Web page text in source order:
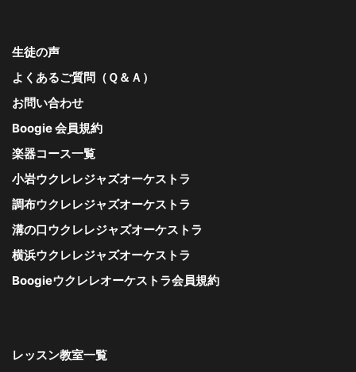
生徒の声
よくあるご質問（Ｑ＆Ａ）
お問い合わせ
Boogie 会員規約
楽器コース一覧
小岩ウクレレジャズオーケストラ
調布ウクレレジャズオーケストラ
溝の口ウクレレジャズオーケストラ
横浜ウクレレジャズオーケストラ
Boogieウクレレオーケストラ会員規約
レッスン教室一覧